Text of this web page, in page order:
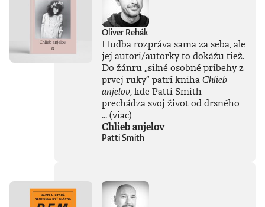
imagináciu, Garáže,
gitaru, klavír,
mamu, otca aj
brata.Štyri
medzihry vo forme
posluchových
jukeboxov testujú
Denisov hudobný
rozhľad. Body
pozbiera takmer za
všetko.Za rozhovor
s Denisom Bangom
o Beatles, ktorý je
Oliver Rehák
Hudba rozpráva sama za seba, ale
jej autori/autorky to dokážu tiež.
Do žánru „silné osobné príbehy z
prvej ruky“patrí knihaChlieb
anjelov, kde Patti Smith
prechádza svoj život od drsného
...(viac)
Chlieb anjelov
Patti Smith